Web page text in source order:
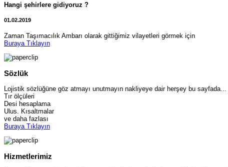
Hangi şehirlere gidiyoruz ?
01.02.2019
Zaman Taşımacılık Ambarı olarak gittiğimiz vilayetleri görmek için
Buraya Tıklayın
Sözlük
Lojistik sözlüğüne göz atmayı unutmayın nakliyeye dair herşey bu sayfada...
Tır ölçüleri
Desi hesaplama
Ulus. Kısaltmalar
ve daha fazlası
Buraya Tıklayın
Hizmetlerimiz